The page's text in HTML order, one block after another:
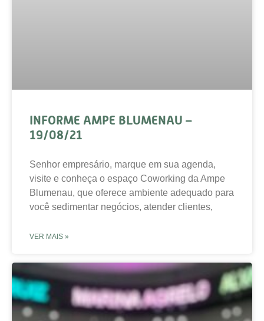
INFORME AMPE BLUMENAU –
19/08/21
Senhor empresário, marque em sua agenda,
visite e conheça o espaço Coworking da Ampe
Blumenau, que oferece ambiente adequado para
você sedimentar negócios, atender clientes,
VER MAIS »